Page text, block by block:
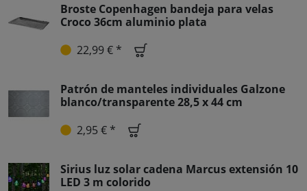
Broste Copenhagen bandeja para velas
Croco 36cm aluminio plata
22,99 € *
Patrón de manteles individuales Galzone
blanco/transparente 28,5 x 44 cm
2,95 € *
Sirius luz solar cadena Marcus extensión 10
LED 3 m colorido